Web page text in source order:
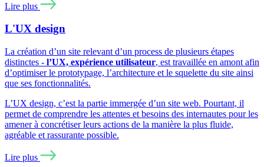
Lire plus
L'UX design
La création d’un site relevant d’un process de plusieurs étapes
distinctes - l’UX, expérience utilisateur, est travaillée en amont afin
d’optimiser le prototypage, l’architecture et le squelette du site ainsi
que ses fonctionnalités.
L’UX design, c’est la partie immergée d’un site web. Pourtant, il
permet de comprendre les attentes et besoins des internautes pour les
amener à concrétiser leurs actions de la manière la plus fluide,
agréable et rassurante possible.
Lire plus